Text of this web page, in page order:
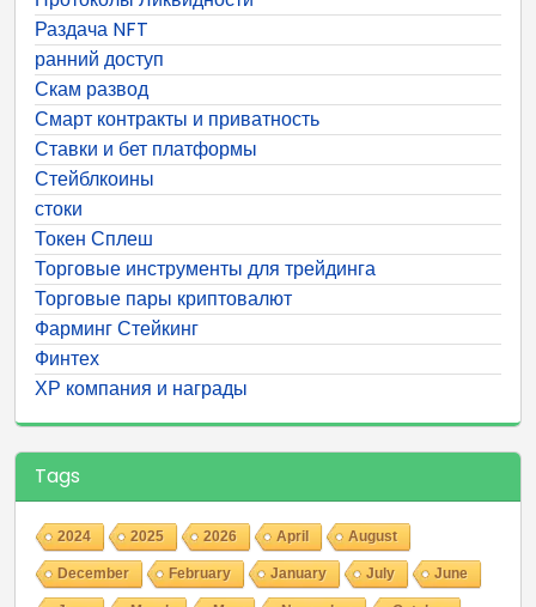
Раздача NFT
ранний доступ
Скам развод
Смарт контракты и приватность
Ставки и бет платформы
Стейблкоины
стоки
Токен Сплеш
Торговые инструменты для трейдинга
Торговые пары криптовалют
Фарминг Стейкинг
Финтех
ХР компания и награды
Tags
2024 2025 2026 April August
December February January July June